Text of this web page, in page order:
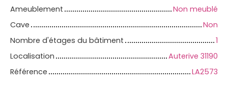
Ameublement
Non meublé
Cave
Non
Nombre d'étages du bâtiment
1
Localisation
Auterive 31190
Référence
LA2573